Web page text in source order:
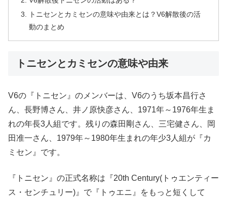
トニセンとカミセンの意味や由来とは？V6解散後の活
動のまとめ
トニセンとカミセンの意味や由来
V6の『トニセン』のメンバーは、V6のうち坂本昌行さ
ん、長野博さん、井ノ原快彦さん、1971年～1976年生ま
れの年長3人組です。残りの森田剛さん、三宅健さん、岡
田准一さん、1979年～1980年生まれの年少3人組が『カ
ミセン』です。
『トニセン』の正式名称は『20th Century(トゥエンティー
ス・センチュリー)』で『トゥエニ』をもっと短くして